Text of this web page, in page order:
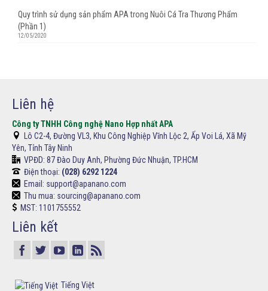
Quy trình sử dụng sản phẩm APA trong Nuôi Cá Tra Thương Phẩm
(Phần 1)
12/05/2020
Liên hệ
Công ty TNHH Công nghệ Nano Hợp nhất APA
Lô C2-4, Đường VL3, Khu Công Nghiệp Vĩnh Lộc 2, Ấp Voi Lá, Xã Mỹ
Yên, Tỉnh Tây Ninh
VPĐD: 87 Đào Duy Anh, Phường Đức Nhuận, TP.HCM
Điện thoại: (028) 6292 1224
Email: support@apanano.com
Thu mua: sourcing@apanano.com
MST: 1101755552
Liên kết
Tiếng Việt